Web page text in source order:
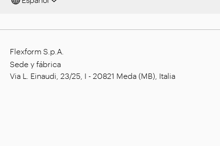
Flexform S.p.A.
Sede y fábrica
Via L. Einaudi, 23/25, I - 20821 Meda (MB), Italia